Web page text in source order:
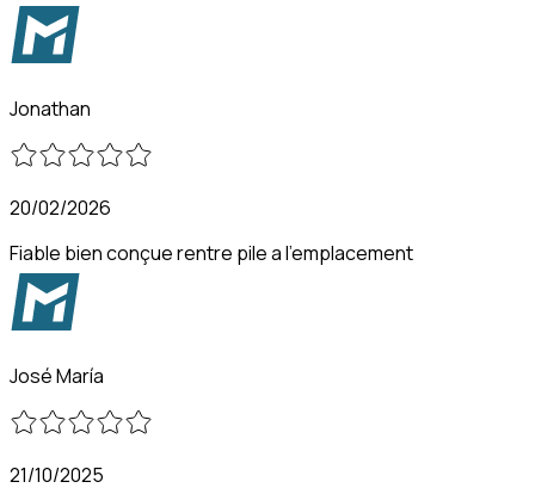
Jonathan
20/02/2026
Fiable bien conçue rentre pile a l'emplacement
José María
21/10/2025